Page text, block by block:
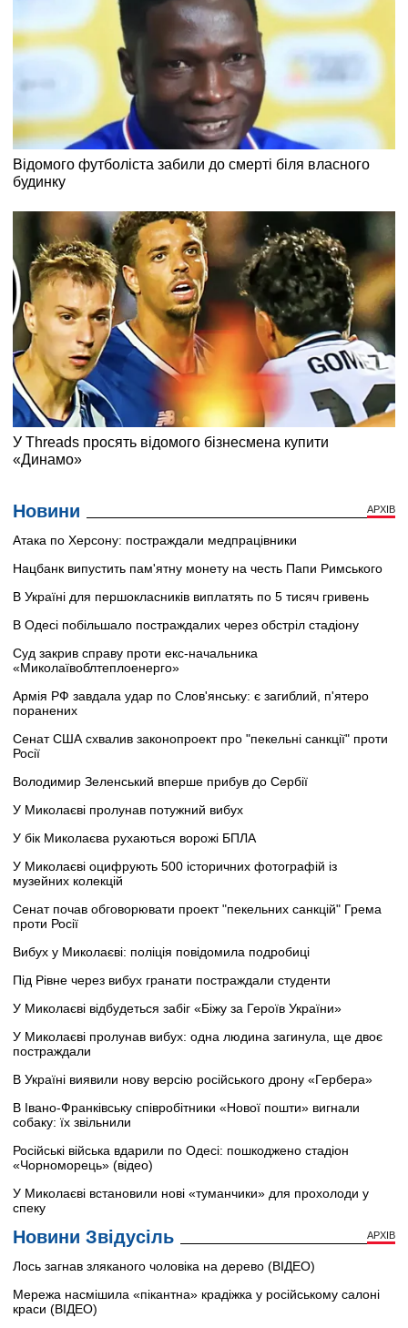
Новини АРХІВ
Атака по Херсону: постраждали медпрацівники
Нацбанк випустить пам'ятну монету на честь Папи Римського
В Україні для першокласників виплатять по 5 тисяч гривень
В Одесі побільшало постраждалих через обстріл стадіону
Суд закрив справу проти екс-начальника
«Миколаївоблтеплоенерго»
Армія РФ завдала удар по Слов'янську: є загиблий, п'ятеро
поранених
Сенат США схвалив законопроект про "пекельні санкції" проти
Росії
Володимир Зеленський вперше прибув до Сербії
У Миколаєві пролунав потужний вибух
У бік Миколаєва рухаються ворожі БПЛА
У Миколаєві оцифрують 500 історичних фотографій із
музейних колекцій
Сенат почав обговорювати проект "пекельних санкцій" Грема
проти Росії
Вибух у Миколаєві: поліція повідомила подробиці
Під Рівне через вибух гранати постраждали студенти
У Миколаєві відбудеться забіг «Біжу за Героїв України»
У Миколаєві пролунав вибух: одна людина загинула, ще двоє
постраждали
В Україні виявили нову версію російського дрону «Гербера»
В Івано-Франківську співробітники «Нової пошти» вигнали
собаку: їх звільнили
Російські війська вдарили по Одесі: пошкоджено стадіон
«Чорноморець» (відео)
У Миколаєві встановили нові «туманчики» для прохолоди у
спеку
Новини Звідусіль АРХІВ
Лось загнав зляканого чоловіка на дерево (ВІДЕО)
Мережа насмішила «пікантна» крадіжка у російському салоні
краси (ВІДЕО)